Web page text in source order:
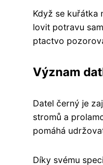
Když se kuřátka
lovit potravu
ptactvo
Význam
Datel černý je
stromů a
pomáhá
Díky svému